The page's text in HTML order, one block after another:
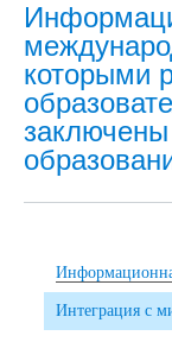
которыми
Интеграция с